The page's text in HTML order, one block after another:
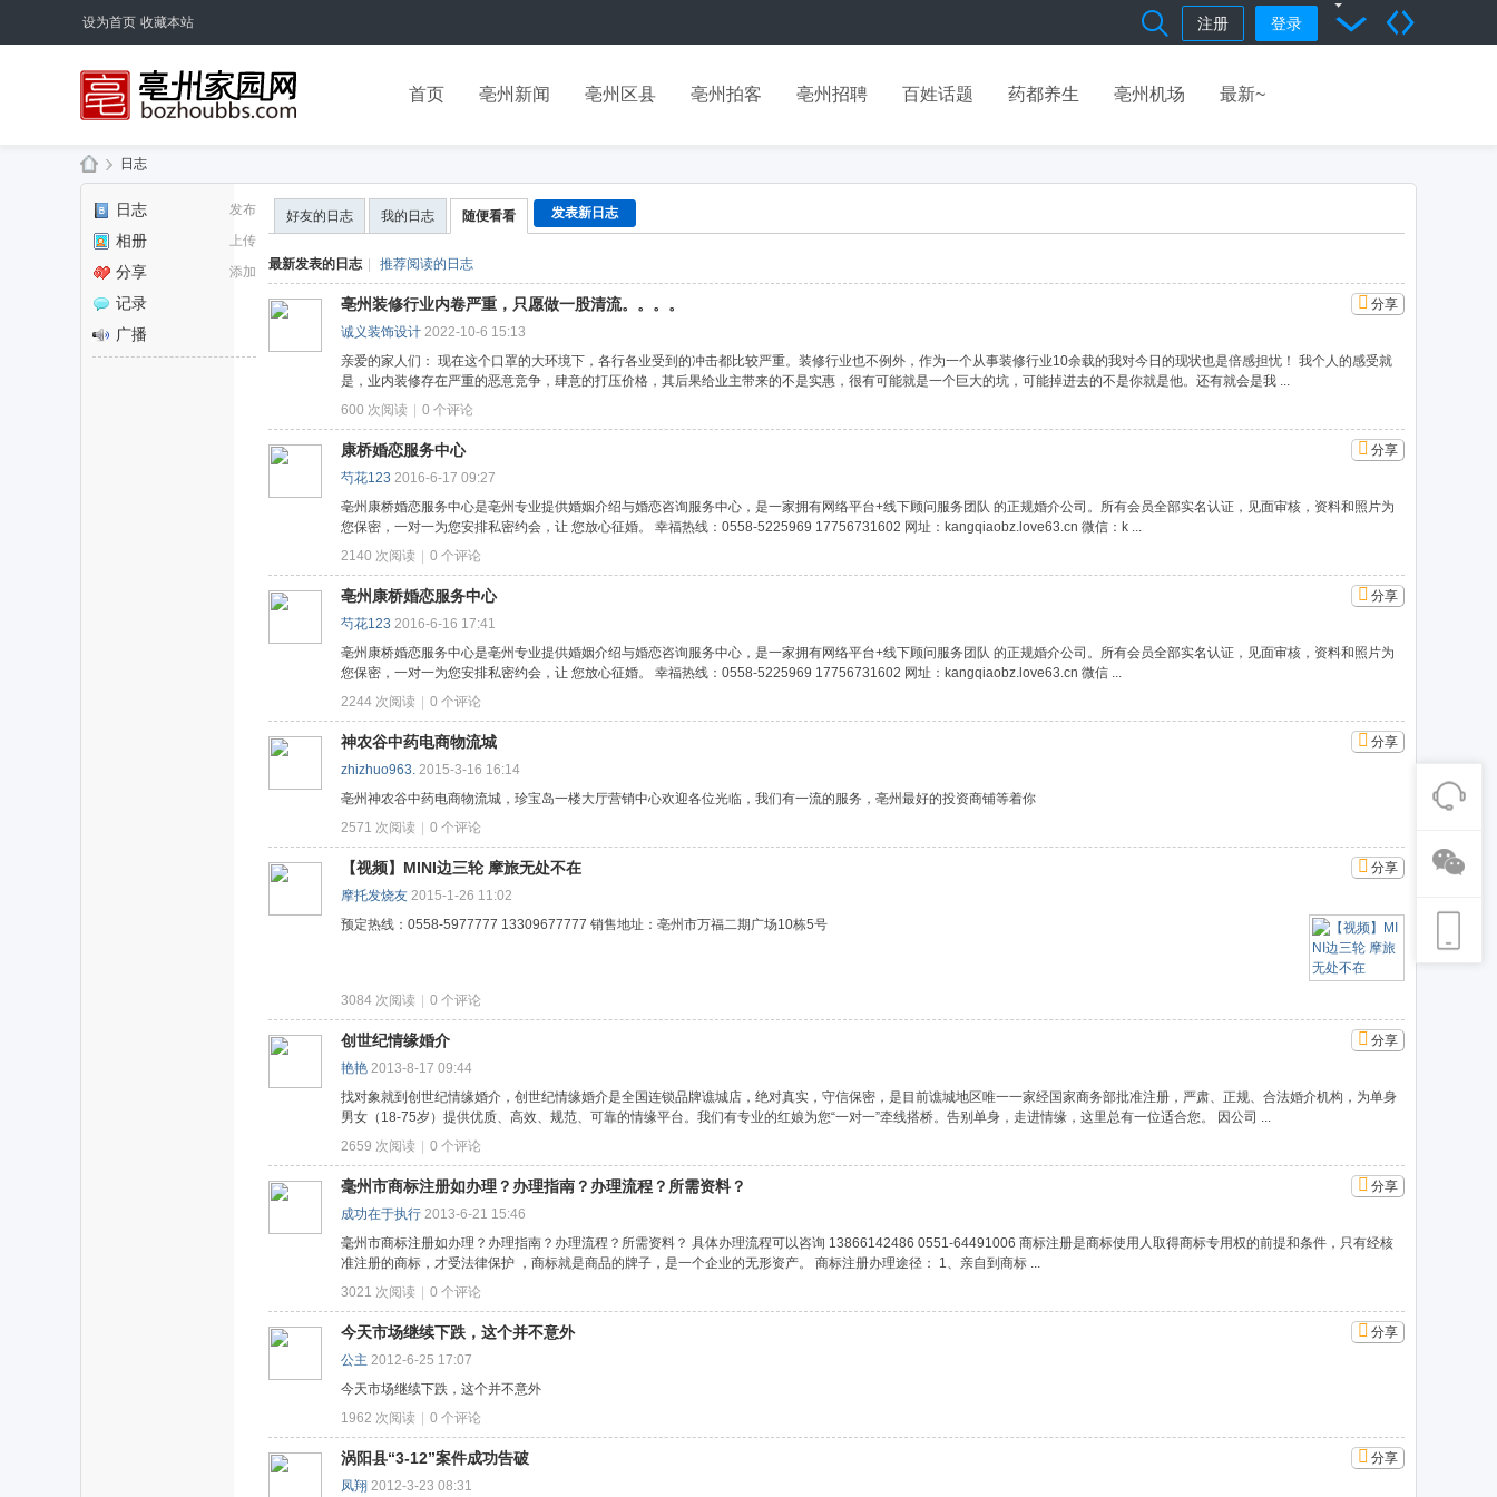
设为首页 收藏本站 注册 登录
首页 亳州新闻 亳州区县 亳州拍客 亳州招聘 百姓话题 药都养生 亳州机场 最新~
州
坛
› 日志
发布
日志
上传
相册
添加
分享
记录
广播
好友的日志 我的日志 随便看看 发表新日志
最新发表的日志 推荐阅读的日志
分享
亳州装修行业内卷严重，只愿做一股清流。。。。
诚义装饰设计 2022-10-6 15:13
亲爱的家人们： 现在这个口罩的大环境下，各行各业受到的冲击都比较严重。装修行业也不例外，作为一个从事装修行业10余载的我对今日的现状也是倍感担忧！ 我个人的感受就
是，业内装修存在严重的恶意竞争，肆意的打压价格，其后果给业主带来的不是实惠，很有可能就是一个巨大的坑，可能掉进去的不是你就是他。还有就会是我 ...
600 次阅读
0 个评论
分享
康桥婚恋服务中心
芍花123 2016-6-17 09:27
亳州康桥婚恋服务中心是亳州专业提供婚姻介绍与婚恋咨询服务中心，是一家拥有网络平台+线下顾问服务团队 的正规婚介公司。所有会员全部实名认证，见面审核，资料和照片为
您保密，一对一为您安排私密约会，让 您放心征婚。 幸福热线：0558-5225969 17756731602 网址：kangqiaobz.love63.cn 微信：k ...
2140 次阅读
0 个评论
分享
亳州康桥婚恋服务中心
芍花123 2016-6-16 17:41
亳州康桥婚恋服务中心是亳州专业提供婚姻介绍与婚恋咨询服务中心，是一家拥有网络平台+线下顾问服务团队 的正规婚介公司。所有会员全部实名认证，见面审核，资料和照片为
您保密，一对一为您安排私密约会，让 您放心征婚。 幸福热线：0558-5225969 17756731602 网址：kangqiaobz.love63.cn 微信 ...
2244 次阅读
0 个评论
分享
神农谷中药电商物流城
zhizhuo963. 2015-3-16 16:14
亳州神农谷中药电商物流城，珍宝岛一楼大厅营销中心欢迎各位光临，我们有一流的服务，亳州最好的投资商铺等着你
2571 次阅读
0 个评论
分享
【视频】MINI边三轮 摩旅无处不在
摩托发烧友 2015-1-26 11:02
预定热线：0558-5977777 13309677777 销售地址：亳州市万福二期广场10栋5号
3084 次阅读 0 个评论
分享
创世纪情缘婚介
艳艳 2013-8-17 09:44
找对象就到创世纪情缘婚介，创世纪情缘婚介是全国连锁品牌谯城店，绝对真实，守信保密，是目前谯城地区唯一一家经国家商务部批准注册，严肃、正规、合法婚介机构，为单身
男女（18-75岁）提供优质、高效、规范、可靠的情缘平台。我们有专业的红娘为您“一对一”牵线搭桥。告别单身，走进情缘，这里总有一位适合您。 因公司 ...
2659 次阅读
0 个评论
分享
毫州市商标注册如办理？办理指南？办理流程？所需资料？
成功在于执行 2013-6-21 15:46
毫州市商标注册如办理？办理指南？办理流程？所需资料？ 具体办理流程可以咨询 13866142486 0551-64491006 商标注册是商标使用人取得商标专用权的前提和条件，只有经核
准注册的商标，才受法律保护 ，商标就是商品的牌子，是一个企业的无形资产。 商标注册办理途径： 1、亲自到商标 ...
3021 次阅读
0 个评论
分享
今天市场继续下跌，这个并不意外
公主 2012-6-25 17:07
今天市场继续下跌，这个并不意外
1962 次阅读
0 个评论
分享
涡阳县“3-12”案件成功告破
凤翔 2012-3-23 08:31